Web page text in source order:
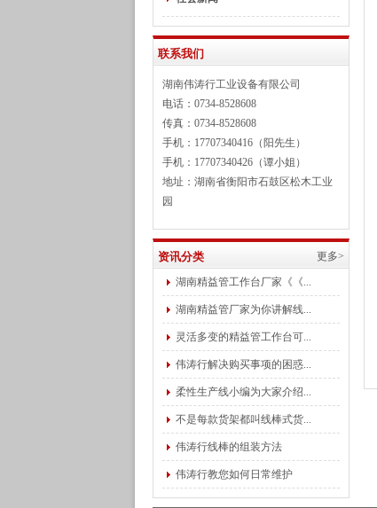
联系我们
湖南伟涛行工业设备有限公司
电话：0734-8528608
传真：0734-8528608
手机：17707340416（阳先生）
手机：17707340426（谭小姐）
地址：湖南省衡阳市石鼓区松木工业
园
资讯分类 更多>
湖南精益管工作台厂家《《...
湖南精益管厂家为你讲解线...
灵活多变的精益管工作台可...
伟涛行解决购买事项的困惑...
柔性生产线小编为大家介绍...
不是每款货架都叫线棒式货...
伟涛行线棒的组装方法
伟涛行教您如何日常维护